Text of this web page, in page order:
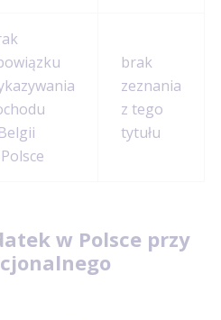
brak
zeznania
z tego
tytułu
w Polsce przy